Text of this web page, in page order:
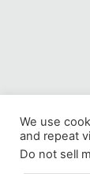
We use
and repeat
Do not sell